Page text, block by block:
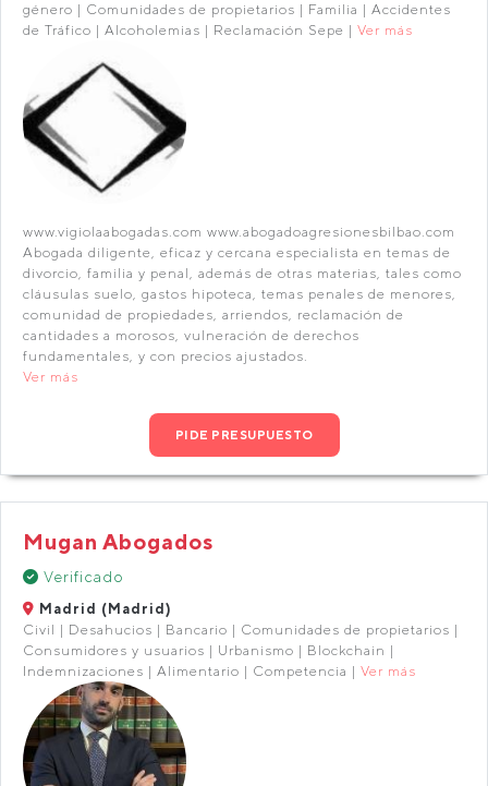
género | Comunidades de propietarios | Familia | Accidentes
de Tráfico | Alcoholemias | Reclamación Sepe | Ver más
www.vigiolaabogadas.com www.abogadoagresionesbilbao.com
Abogada diligente, eficaz y cercana especialista en temas de
divorcio, familia y penal, además de otras materias, tales como
cláusulas suelo, gastos hipoteca, temas penales de menores,
comunidad de propiedades, arriendos, reclamación de
cantidades a morosos, vulneración de derechos
fundamentales, y con precios ajustados.
Ver más
PIDE PRESUPUESTO
Mugan Abogados
Verificado
Madrid (Madrid)
Civil | Desahucios | Bancario | Comunidades de propietarios |
Consumidores y usuarios | Urbanismo | Blockchain |
Indemnizaciones | Alimentario | Competencia | Ver más